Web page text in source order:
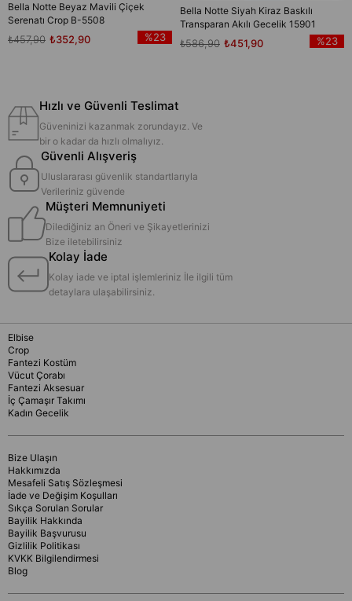
Bella Notte Beyaz Mavili Çiçek
Serenatı Crop B-5508
₺352,90
₺457,90 %23
Bella Notte Siyah Kiraz Baskılı
Transparan Akılı Gecelik 15901
₺451,90
₺586,90 %23
Hızlı ve Güvenli Teslimat
Güveninizi kazanmak zorundayız. Ve
bir o kadar da hızlı olmalıyız.
Güvenli Alışveriş
Uluslararası güvenlik standartlarıyla
Verileriniz güvende
Müşteri Memnuniyeti
Dilediğiniz an Öneri ve Şikayetlerinizi
Bize iletebilirsiniz
Kolay İade
Kolay iade ve iptal işlemleriniz İle ilgili tüm
detaylara ulaşabilirsiniz.
Elbise
Crop
Fantezi Kostüm
Vücut Çorabı
Fantezi Aksesuar
İç Çamaşır Takımı
Kadın Gecelik
Bize Ulaşın
Hakkımızda
Mesafeli Satış Sözleşmesi
İade ve Değişim Koşulları
Sıkça Sorulan Sorular
Bayilik Hakkında
Bayilik Başvurusu
Gizlilik Politikası
KVKK Bilgilendirmesi
Blog